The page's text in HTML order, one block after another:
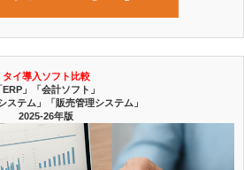
タイ導入ソフト比較
ERP」「会計ソフト」
ステム」「販売管理システム」
2025-26年版